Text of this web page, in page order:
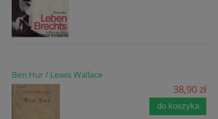
Ben Hur / Lewis Wallace
38,90 zł
do koszyka